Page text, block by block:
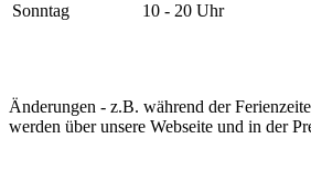
Sonntag
10 - 20 Uhr
Änderungen - z.B. während der
werden über unsere Webseite und in der